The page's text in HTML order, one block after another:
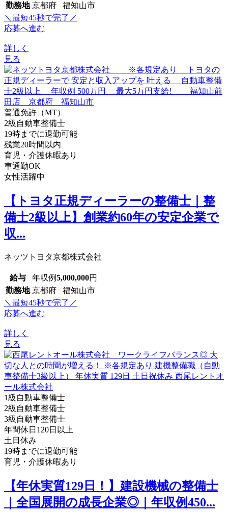
勤務地 京都府 福知山市
＼最短45秒で完了／
応募へ進む
詳しく
見る
普通免許（MT）
2級自動車整備士
19時までに退勤可能
残業20時間以内
育児・介護休暇あり
車通勤OK
女性活躍中
【トヨタ正規ディーラーの整備士｜整
備士2級以上】創業約60年の安定企業で
収...
ネッツトヨタ京都株式会社
給与 年収例5,000,000円
勤務地 京都府 福知山市
＼最短45秒で完了／
応募へ進む
詳しく
見る
1級自動車整備士
2級自動車整備士
3級自動車整備士
年間休日120日以上
土日休み
19時までに退勤可能
育児・介護休暇あり
【年休実質129日！】建設機械の整備士
｜全国展開の成長企業◎｜年収例450...